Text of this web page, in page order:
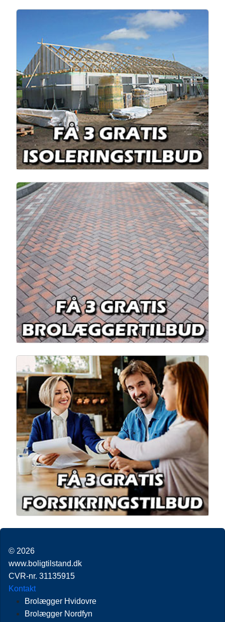
© 2026
www.boligtilstand.dk
CVR-nr. 31135915
Kontakt
Brolægger Hvidovre
Brolægger Nordfyn